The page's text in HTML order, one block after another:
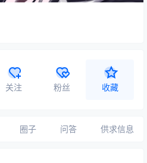
关注 粉丝 收藏
圈子 问答 供求信息